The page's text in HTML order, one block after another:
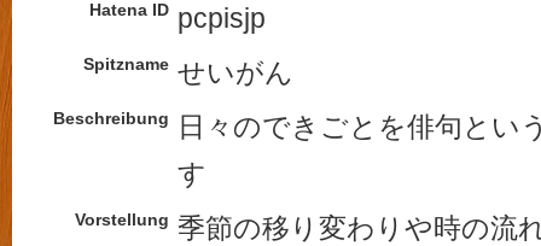
Hatena ID pcpisjp
Spitzname せいがん
Beschreibung
日々のできごとを俳句とい
す
Vorstellung 季節の移り変わりや時の流